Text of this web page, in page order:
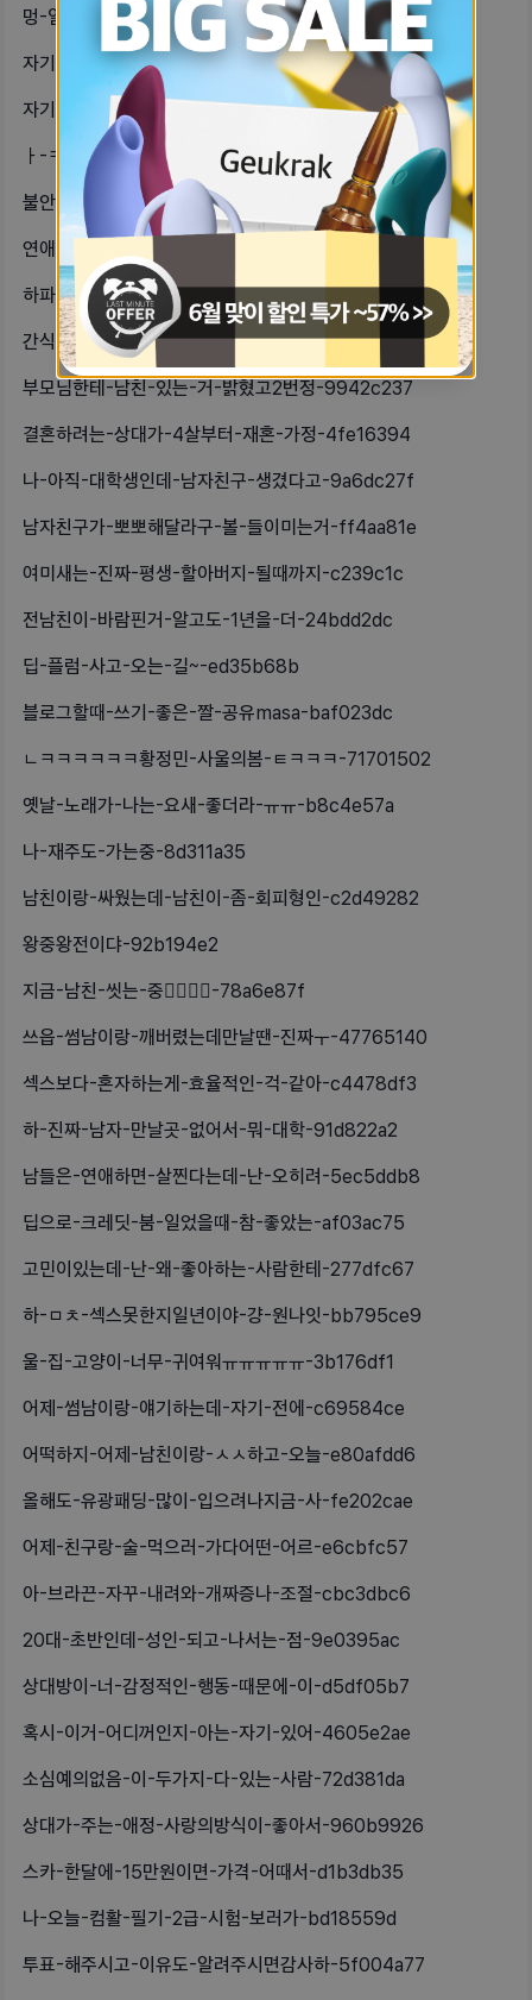
멍-일찍-빼는-방법-있을까ㅠㅠㅠㅠㅠㅠ-45dbd953
자기들이-느낀-red-flag뭐임-다-c24a44da
자기만의-방-가입한지-얼마안됐는데-너-c33a32d6
ㅏ-ㅋㅋㅋㅋㅋㅋ-다싸우고-예쁘게-화해-45148290
불안하고-심심하고-외로울때마다-먹는-cd39868
연애는-너무-어렵당-8a325257
하파트너-만났던-어플-심심해서-다시-5f64528
간식을-너무좋아하고-누워만-있었더니-a981f89b
부모님한테-남친-있는-거-밝혔고2번정-9942c237
결혼하려는-상대가-4살부터-재혼-가정-4fe16394
나-아직-대학생인데-남자친구-생겼다고-9a6dc27f
남자친구가-뽀뽀해달라구-볼-들이미는거-ff4aa81e
여미새는-진짜-평생-할아버지-될때까지-c239c1c
전남친이-바람핀거-알고도-1년을-더-24bdd2dc
딥-플럼-사고-오는-길~-ed35b68b
블로그할때-쓰기-좋은-짤-공유masa-baf023dc
ㄴㅋㅋㅋㅋㅋㅋ황정민-사울의봄-ㅌㅋㅋㅋ-71701502
옛날-노래가-나는-요새-좋더라-ㅠㅠ-b8c4e57a
나-재주도-가는중-8d311a35
남친이랑-싸웠는데-남친이-좀-회피형인-c2d49282
왕중왕전이댜-92b194e2
지금-남친-씻는-중👌🏻👈🏻-78a6e87f
쓰읍-썸남이랑-깨버렸는데만날땐-진짜ㅜ-47765140
섹스보다-혼자하는게-효율적인-걱-같아-c4478df3
하-진짜-남자-만날곳-없어서-뭐-대학-91d822a2
남들은-연애하면-살찐다는데-난-오히려-5ec5ddb8
딥으로-크레딧-붐-일었을때-참-좋았는-af03ac75
고민이있는데-난-왜-좋아하는-사람한테-277dfc67
하-ㅁㅊ-섹스못한지일년이야-걍-원나잇-bb795ce9
울-집-고양이-너무-귀여워ㅠㅠㅠㅠㅠ-3b176df1
어제-썸남이랑-얘기하는데-자기-전에-c69584ce
어떡하지-어제-남친이랑-ㅅㅅ하고-오늘-e80afdd6
올해도-유광패딩-많이-입으려나지금-사-fe202cae
어제-친구랑-술-먹으러-가다어떤-어르-e6cbfc57
아-브라끈-자꾸-내려와-개짜증나-조절-cbc3dbc6
20대-초반인데-성인-되고-나서는-점-9e0395ac
상대방이-너-감정적인-행동-때문에-이-d5df05b7
혹시-이거-어디꺼인지-아는-자기-있어-4605e2ae
소심예의없음-이-두가지-다-있는-사람-72d381da
상대가-주는-애정-사랑의방식이-좋아서-960b9926
스카-한달에-15만원이면-가격-어때서-d1b3db35
나-오늘-컴활-필기-2급-시험-보러가-bd18559d
투표-해주시고-이유도-알려주시면감사하-5f004a77